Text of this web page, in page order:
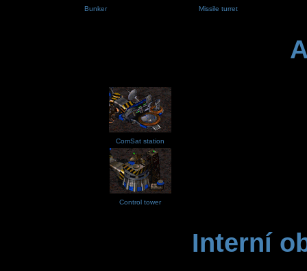
Bunker Missile turret
ComSat station
Control tower
Interní